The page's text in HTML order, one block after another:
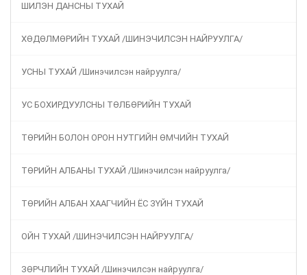
ШИЛЭН ДАНСНЫ ТУХАЙ
ХӨДӨЛМӨРИЙН ТУХАЙ /ШИНЭЧИЛСЭН НАЙРУУЛГА/
УСНЫ ТУХАЙ /Шинэчилсэн найруулга/
УС БОХИРДУУЛСНЫ ТӨЛБӨРИЙН ТУХАЙ
ТӨРИЙН БОЛОН ОРОН НУТГИЙН ӨМЧИЙН ТУХАЙ
ТӨРИЙН АЛБАНЫ ТУХАЙ /Шинэчилсэн найруулга/
ТӨРИЙН АЛБАН ХААГЧИЙН ЁС ЗҮЙН ТУХАЙ
ОЙН ТУХАЙ /ШИНЭЧИЛСЭН НАЙРУУЛГА/
ЗӨРЧЛИЙН ТУХАЙ /Шинэчилсэн найруулга/